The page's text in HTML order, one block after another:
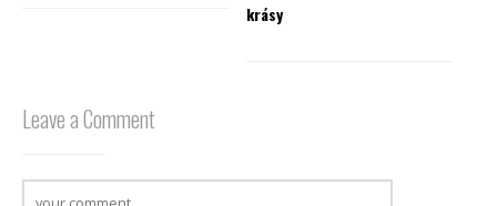
krásy
Leave a Comment